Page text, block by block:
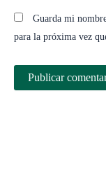
Guarda mi
para la próxima vez